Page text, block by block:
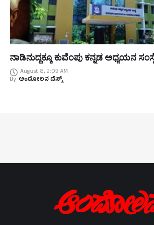
ನಾಡಿನುದ್ದಕ್ಕೂ ಕುವೆಂಪು ಕನ್ನಡ ಅಧ್ಯಯನ
August 8, 2:09 AM
By ಆಂದೋಲನ ಡೆಸ್ಕ್